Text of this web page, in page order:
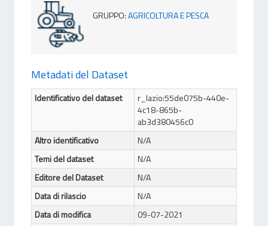
GRUPPO:AGRICOLTURA E PESCA
Metadati del Dataset
Identificativo del dataset
r_lazio:55de075b-440e-
4c18-865b-
ab3d380456c0
Altro identificativo
N/A
Temi del dataset
N/A
Editore del Dataset
N/A
Data di rilascio
N/A
Data di modifica
09-07-2021